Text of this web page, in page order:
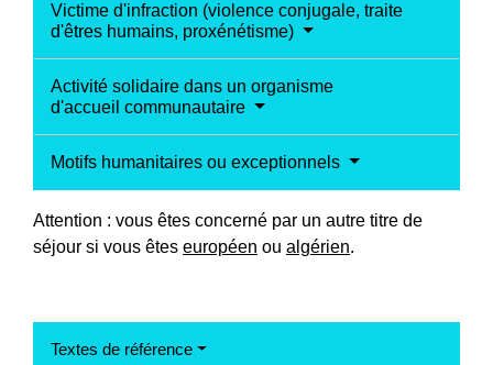
Victime d'infraction (violence conjugale, traite
d'êtres humains, proxénétisme)
Activité solidaire dans un organisme
d'accueil communautaire
Motifs humanitaires ou exceptionnels
Attention : vous êtes concerné par un autre titre de
séjour si vous êtes européen ou algérien.
Textes de référence